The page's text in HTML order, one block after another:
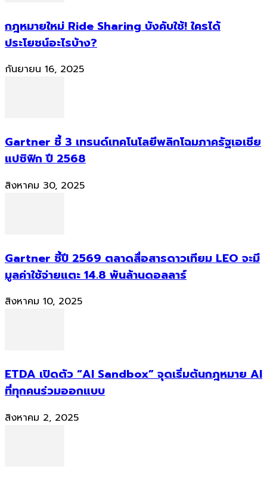
กฎหมายใหม่ Ride Sharing บังคับใช้! ใครได้
ประโยชน์อะไรบ้าง?
กันยายน 16, 2025
Gartner ชี้ 3 เทรนด์เทคโนโลยีพลิกโฉมภาครัฐเอเชีย
แปซิฟิก ปี 2568
สิงหาคม 30, 2025
Gartner ชี้ปี 2569 ตลาดสื่อสารดาวเทียม LEO จะมี
มูลค่าใช้จ่ายแตะ 14.8 พันล้านดอลลาร์
สิงหาคม 10, 2025
ETDA เปิดตัว “AI Sandbox” จุดเริ่มต้นกฎหมาย AI
ที่ทุกคนร่วมออกแบบ
สิงหาคม 2, 2025